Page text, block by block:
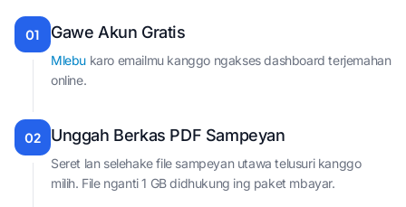
01 Gawe Akun Gratis
Mlebu karo emailmu kanggo ngakses dashboard terjemahan
online.
02 Unggah Berkas PDF Sampeyan
Seret lan selehake file sampeyan utawa telusuri kanggo
milih. File nganti 1 GB didhukung ing paket mbayar.